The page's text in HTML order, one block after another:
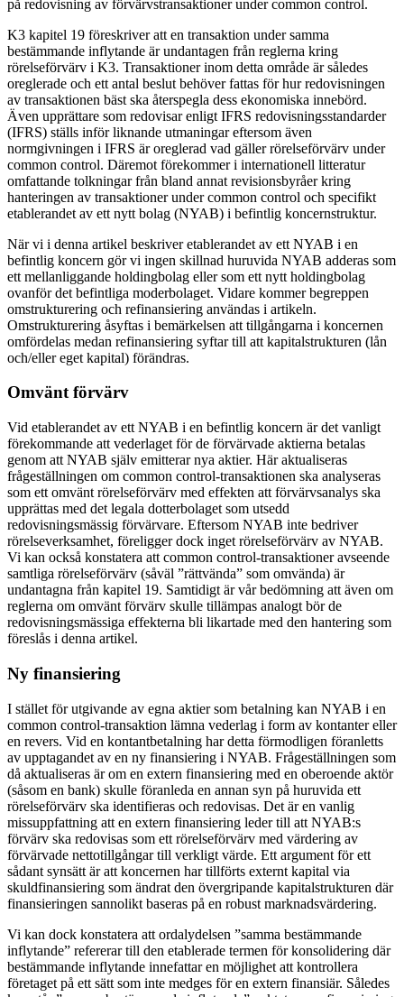
på redovisning av förvärvstransaktioner under common control.
K3 kapitel 19 föreskriver att en transaktion under samma
bestämmande inflytande är undantagen från reglerna kring
rörelseförvärv i K3. Transaktioner inom detta område är således
oreglerade och ett antal beslut behöver fattas för hur redovisningen
av transaktionen bäst ska återspegla dess ekonomiska innebörd.
Även upprättare som redovisar enligt IFRS redovisningsstandarder
(IFRS) ställs inför liknande utmaningar eftersom även
normgivningen i IFRS är oreglerad vad gäller rörelseförvärv under
common control. Däremot förekommer i internationell litteratur
omfattande tolkningar från bland annat revisionsbyråer kring
hanteringen av transaktioner under common control och specifikt
etablerandet av ett nytt bolag (NYAB) i befintlig koncernstruktur.
När vi i denna artikel beskriver etablerandet av ett NYAB i en
befintlig koncern gör vi ingen skillnad huruvida NYAB adderas som
ett mellanliggande holdingbolag eller som ett nytt holdingbolag
ovanför det befintliga moderbolaget. Vidare kommer begreppen
omstrukturering och refinansiering användas i artikeln.
Omstrukturering åsyftas i bemärkelsen att tillgångarna i koncernen
omfördelas medan refinansiering syftar till att kapitalstrukturen (lån
och/eller eget kapital) förändras.
Omvänt förvärv
Vid etablerandet av ett NYAB i en befintlig koncern är det vanligt
förekommande att vederlaget för de förvärvade aktierna betalas
genom att NYAB själv emitterar nya aktier. Här aktualiseras
frågeställningen om common control-transaktionen ska analyseras
som ett omvänt rörelseförvärv med effekten att förvärvsanalys ska
upprättas med det legala dotterbolaget som utsedd
redovisningsmässig förvärvare. Eftersom NYAB inte bedriver
rörelseverksamhet, föreligger dock inget rörelseförvärv av NYAB.
Vi kan också konstatera att common control-transaktioner avseende
samtliga rörelseförvärv (såväl ”rättvända” som omvända) är
undantagna från kapitel 19. Samtidigt är vår bedömning att även om
reglerna om omvänt förvärv skulle tillämpas analogt bör de
redovisningsmässiga effekterna bli likartade med den hantering som
föreslås i denna artikel.
Ny finansiering
I stället för utgivande av egna aktier som betalning kan NYAB i en
common control-transaktion lämna vederlag i form av kontanter eller
en revers. Vid en kontantbetalning har detta förmodligen föranletts
av upptagandet av en ny finansiering i NYAB. Frågeställningen som
då aktualiseras är om en extern finansiering med en oberoende aktör
(såsom en bank) skulle föranleda en annan syn på huruvida ett
rörelseförvärv ska identifieras och redovisas. Det är en vanlig
missuppfattning att en extern finansiering leder till att NYAB:s
förvärv ska redovisas som ett rörelseförvärv med värdering av
förvärvade nettotillgångar till verkligt värde. Ett argument för ett
sådant synsätt är att koncernen har tillförts externt kapital via
skuldfinansiering som ändrat den övergripande kapitalstrukturen där
finansieringen sannolikt baseras på en robust marknadsvärdering.
Vi kan dock konstatera att ordalydelsen ”samma bestämmande
inflytande” refererar till den etablerade termen för konsolidering där
bestämmande inflytande innefattar en möjlighet att kontrollera
företaget på ett sätt som inte medges för en extern finansiär. Således